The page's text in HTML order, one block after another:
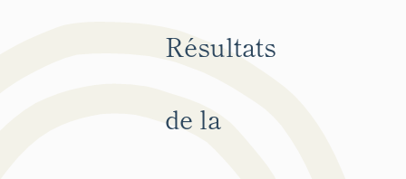
Résultats
de la